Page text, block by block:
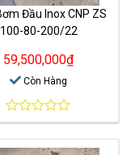
Đầu Inox CNP ZS
100-80-200/22
59,500,000₫
Còn Hàng
0
out
of